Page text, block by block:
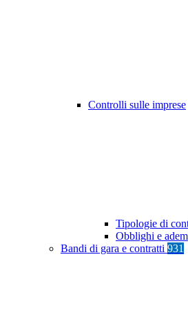
Controlli sulle imprese
Tipologie di
Obblighi e
Bandi di gara e contratti 931